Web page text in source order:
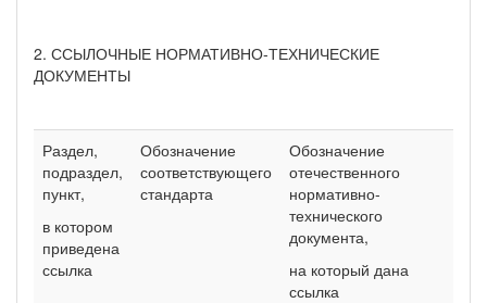
2. ССЫЛОЧНЫЕ НОРМАТИВНО-ТЕХНИЧЕСКИЕ
ДОКУМЕНТЫ
Раздел,
подраздел,
пункт,
в котором
приведена
ссылка
Обозначение
соответствующего
стандарта
Обозначение
отечественного
нормативно-
технического
документа,
на который дана
ссылка